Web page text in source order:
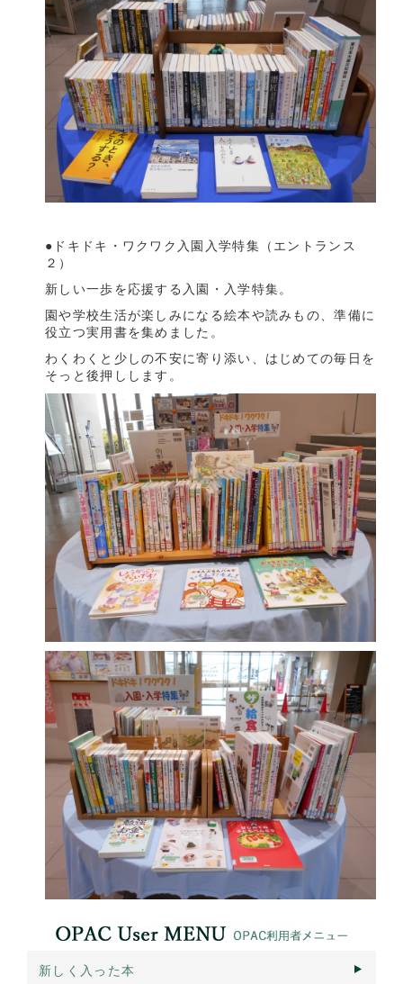
●ドキドキ・ワクワク入園入学特集（エントランス
２）
新しい一歩を応援する入園・入学特集。
園や学校生活が楽しみになる絵本や読みもの、準備に
役立つ実用書を集めました。
わくわくと少しの不安に寄り添い、はじめての毎日を
そっと後押しします。
新しく入った本